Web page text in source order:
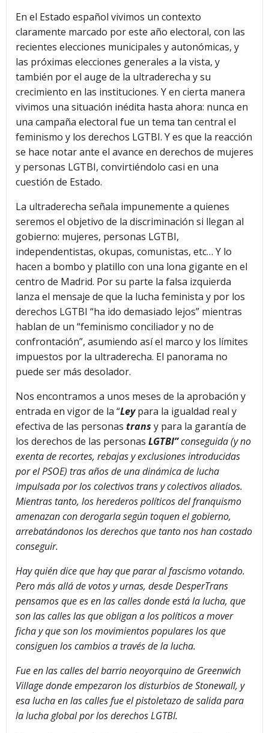
En el Estado español vivimos un contexto
claramente marcado por este año electoral, con las
recientes elecciones municipales y autonómicas, y
las próximas elecciones generales a la vista, y
también por el auge de la ultraderecha y su
crecimiento en las instituciones. Y en cierta manera
vivimos una situación inédita hasta ahora: nunca en
una campaña electoral fue un tema tan central el
feminismo y los derechos LGTBI. Y es que la reacción
se hace notar ante el avance en derechos de mujeres
y personas LGTBI, convirtiéndolo casi en una
cuestión de Estado.
La ultraderecha señala impunemente a quienes
seremos el objetivo de la discriminación si llegan al
gobierno: mujeres, personas LGTBI,
independentistas, okupas, comunistas, etc… Y lo
hacen a bombo y platillo con una lona gigante en el
centro de Madrid. Por su parte la falsa izquierda
lanza el mensaje de que la lucha feminista y por los
derechos LGTBI “ha ido demasiado lejos” mientras
hablan de un “feminismo conciliador y no de
confrontación”, asumiendo así el marco y los límites
impuestos por la ultraderecha. El panorama no
puede ser más desolador.
Nos encontramos a unos meses de la aprobación y
entrada en vigor de la “Leypara la igualdad real y
efectiva de las personas trans y para la garantía de
los derechos de las personas LGTBI”conseguida (y no
exenta de recortes, rebajas y exclusiones introducidas
por el PSOE) tras años de una dinámica de lucha
impulsada por los colectivos trans y colectivos aliados.
Mientras tanto, los herederos políticos del franquismo
amenazan con derogarla según toquen el gobierno,
arrebatándonos los derechos que tanto nos han costado
conseguir.
Hay quién dice que hay que parar al fascismo votando.
Pero más allá de votos y urnas, desde DesperTrans
pensamos que es en las calles donde está la lucha, que
son las calles las que obligan a los políticos a mover
ficha y que son los movimientos populares los que
consiguen los cambios a través de la lucha.
Fue en las calles del barrio neoyorquino de Greenwich
Village donde empezaron los disturbios de Stonewall, y
esa lucha en las calles fue el pistoletazo de salida para
la lucha global por los derechos LGTBI.